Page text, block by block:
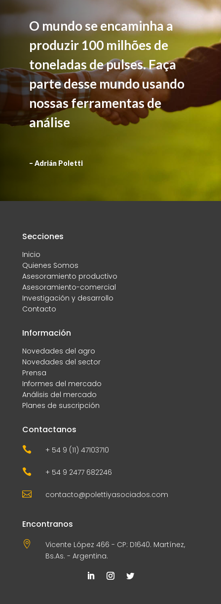
O mundo se encaminha a
produzir 100 milhões de
toneladas de pulses. Faça
parte desse mundo usando
nossas ferramentas de
análise
– Adrián Poletti
Secciones
Inicio
Quienes Somos
Asesoramiento productivo
Asesoramiento-comercial
Investigación y desarrollo
Contacto
Información
Novedades del agro
Novedades del sector
Prensa
Informes del mercado
Análisis del mercado
Planes de suscripción
Contactanos
 + 54 9 (11) 47103710
 + 54 9 2477 682246
 contacto@polettiyasociados.com
Encontranos

Vicente López 466 - CP: D1640. Martínez,
Bs.As. - Argentina.